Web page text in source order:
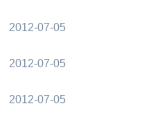
2012-07-05
2012-07-05
2012-07-05